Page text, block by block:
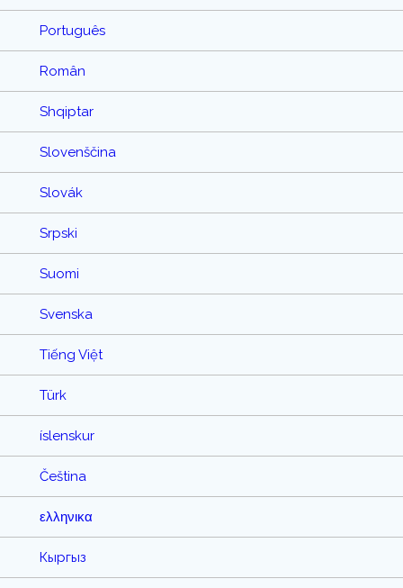
Português
Român
Shqiptar
Slovenščina
Slovák
Srpski
Suomi
Svenska
Tiếng Việt
Türk
íslenskur
Čeština
ελληνικα
Кыргыз